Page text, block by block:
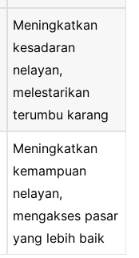
Meningkatkan
kesadaran
nelayan,
melestarikan
terumbu karang
Meningkatkan
kemampuan
nelayan,
mengakses pasar
yang lebih baik